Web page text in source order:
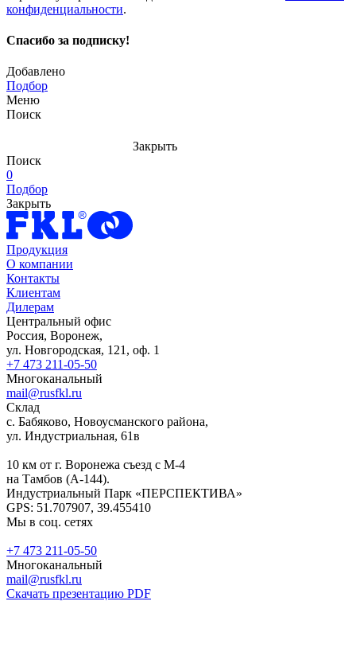
конфиденциальности.
Спасибо за подписку!
Добавлено
Подбор
Меню
Поиск
Закрыть
Поиск
0
Подбор
Закрыть
Продукция
О компании
Контакты
Клиентам
Дилерам
Центральный офис
Россия, Воронеж,
ул. Новгородская, 121, оф. 1
+7 473 211-05-50
Многоканальный
mail@rusfkl.ru
Склад
с. Бабяково, Новоусманского района,
ул. Индустриальная, 61в
10 км от г. Воронежа съезд с М-4
на Тамбов (А-144).
Индустриальный Парк «ПЕРСПЕКТИВА»
GPS: 51.707907, 39.455410
Мы в соц. сетях
+7 473 211-05-50
Многоканальный
mail@rusfkl.ru
Скачать презентацию PDF